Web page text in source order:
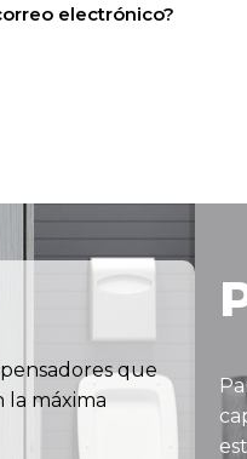
electrónico?
que
la máxima